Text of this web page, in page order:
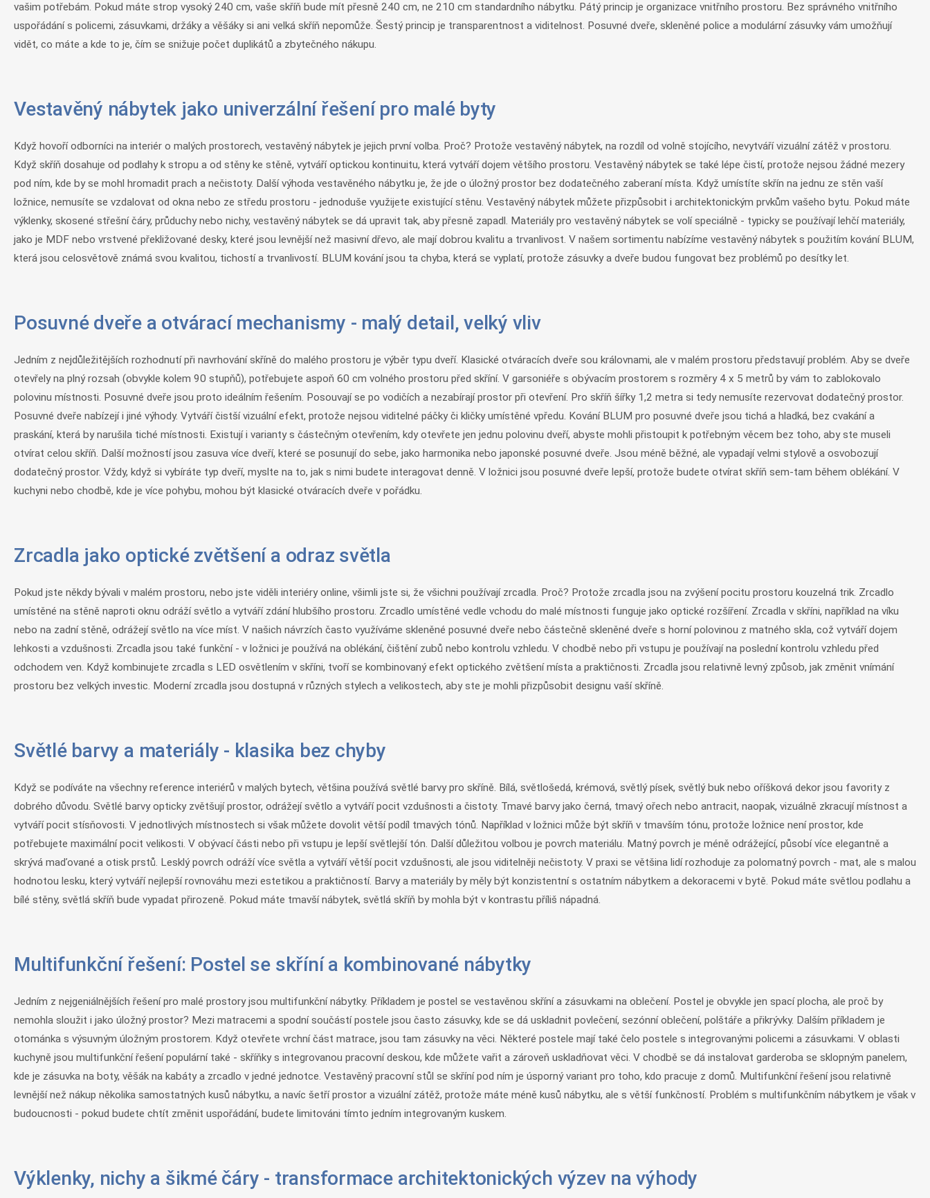
vašim potřebám. Pokud máte strop vysoký 240 cm, vaše skříň bude mít přesně 240 cm, ne 210 cm standardního nábytku. Pátý princip je organizace vnitřního prostoru. Bez správného vnitřního
uspořádání s policemi, zásuvkami, držáky a věšáky si ani velká skříň nepomůže. Šestý princip je transparentnost a viditelnost. Posuvné dveře, skleněné police a modulární zásuvky vám umožňují
vidět, co máte a kde to je, čím se snižuje počet duplikátů a zbytečného nákupu.
Vestavěný nábytek jako univerzální řešení pro malé byty
Když hovoří odborníci na interiér o malých prostorech, vestavěný nábytek je jejich první volba. Proč? Protože vestavěný nábytek, na rozdíl od volně stojícího, nevytváří vizuální zátěž v prostoru.
Když skříň dosahuje od podlahy k stropu a od stěny ke stěně, vytváří optickou kontinuitu, která vytváří dojem většího prostoru. Vestavěný nábytek se také lépe čistí, protože nejsou žádné mezery
pod ním, kde by se mohl hromadit prach a nečistoty. Další výhoda vestavěného nábytku je, že jde o úložný prostor bez dodatečného zaberaní místa. Když umístíte skřín na jednu ze stěn vaší
ložnice, nemusíte se vzdalovat od okna nebo ze středu prostoru - jednoduše využijete existující stěnu. Vestavěný nábytek můžete přizpůsobit i architektonickým prvkům vašeho bytu. Pokud máte
výklenky, skosené střešní čáry, průduchy nebo nichy, vestavěný nábytek se dá upravit tak, aby přesně zapadl. Materiály pro vestavěný nábytek se volí speciálně - typicky se používají lehčí materiály,
jako je MDF nebo vrstvené překližované desky, které jsou levnější než masivní dřevo, ale mají dobrou kvalitu a trvanlivost. V našem sortimentu nabízíme vestavěný nábytek s použitím kování BLUM,
která jsou celosvětově známá svou kvalitou, tichostí a trvanlivostí. BLUM kování jsou ta chyba, která se vyplatí, protože zásuvky a dveře budou fungovat bez problémů po desítky let.
Posuvné dveře a otvárací mechanismy - malý detail, velký vliv
Jedním z nejdůležitějších rozhodnutí při navrhování skříně do malého prostoru je výběr typu dveří. Klasické otváracích dveře sou královnami, ale v malém prostoru představují problém. Aby se dveře
otevřely na plný rozsah (obvykle kolem 90 stupňů), potřebujete aspoň 60 cm volného prostoru před skříní. V garsoniéře s obývacím prostorem s rozměry 4 x 5 metrů by vám to zablokovalo
polovinu místnosti. Posuvné dveře jsou proto ideálním řešením. Posouvají se po vodičích a nezabírají prostor při otevření. Pro skříň šířky 1,2 metra si tedy nemusíte rezervovat dodatečný prostor.
Posuvné dveře nabízejí i jiné výhody. Vytváří čistší vizuální efekt, protože nejsou viditelné páčky či kličky umístěné vpředu. Kování BLUM pro posuvné dveře jsou tichá a hladká, bez cvakání a
praskání, která by narušila tiché místnosti. Existují i varianty s částečným otevřením, kdy otevřete jen jednu polovinu dveří, abyste mohli přistoupit k potřebným věcem bez toho, aby ste museli
otvírat celou skříň. Další možností jsou zasuva více dveří, které se posunují do sebe, jako harmonika nebo japonské posuvné dveře. Jsou méně běžné, ale vypadají velmi stylově a osvobozují
dodatečný prostor. Vždy, když si vybíráte typ dveří, myslte na to, jak s nimi budete interagovat denně. V ložnici jsou posuvné dveře lepší, protože budete otvírat skříň sem-tam během oblékání. V
kuchyni nebo chodbě, kde je více pohybu, mohou být klasické otváracích dveře v pořádku.
Zrcadla jako optické zvětšení a odraz světla
Pokud jste někdy bývali v malém prostoru, nebo jste viděli interiéry online, všimli jste si, že všichni používají zrcadla. Proč? Protože zrcadla jsou na zvýšení pocitu prostoru kouzelná trik. Zrcadlo
umístěné na stěně naproti oknu odráží světlo a vytváří zdání hlubšího prostoru. Zrcadlo umístěné vedle vchodu do malé místnosti funguje jako optické rozšíření. Zrcadla v skříni, například na víku
nebo na zadní stěně, odrážejí světlo na více míst. V našich návrzích často využíváme skleněné posuvné dveře nebo částečně skleněné dveře s horní polovinou z matného skla, což vytváří dojem
lehkosti a vzdušnosti. Zrcadla jsou také funkční - v ložnici je používá na oblékání, čištění zubů nebo kontrolu vzhledu. V chodbě nebo při vstupu je používají na poslední kontrolu vzhledu před
odchodem ven. Když kombinujete zrcadla s LED osvětlením v skříni, tvoří se kombinovaný efekt optického zvětšení místa a praktičnosti. Zrcadla jsou relativně levný způsob, jak změnit vnímání
prostoru bez velkých investic. Moderní zrcadla jsou dostupná v různých stylech a velikostech, aby ste je mohli přizpůsobit designu vaší skříně.
Světlé barvy a materiály - klasika bez chyby
Když se podíváte na všechny reference interiérů v malých bytech, většina používá světlé barvy pro skříně. Bílá, světlošedá, krémová, světlý písek, světlý buk nebo oříšková dekor jsou favority z
dobrého důvodu. Světlé barvy opticky zvětšují prostor, odrážejí světlo a vytváří pocit vzdušnosti a čistoty. Tmavé barvy jako černá, tmavý ořech nebo antracit, naopak, vizuálně zkracují místnost a
vytváří pocit stísňovosti. V jednotlivých místnostech si však můžete dovolit větší podíl tmavých tónů. Například v ložnici může být skříň v tmavším tónu, protože ložnice není prostor, kde
potřebujete maximální pocit velikosti. V obývací části nebo při vstupu je lepší světlejší tón. Další důležitou volbou je povrch materiálu. Matný povrch je méně odrážející, působí více elegantně a
skrývá maďované a otisk prstů. Lesklý povrch odráží více světla a vytváří větší pocit vzdušnosti, ale jsou viditelněji nečistoty. V praxi se většina lidí rozhoduje za polomatný povrch - mat, ale s malou
hodnotou lesku, který vytváří nejlepší rovnováhu mezi estetikou a praktičností. Barvy a materiály by měly být konzistentní s ostatním nábytkem a dekoracemi v bytě. Pokud máte světlou podlahu a
bílé stěny, světlá skříň bude vypadat přirozeně. Pokud máte tmavší nábytek, světlá skříň by mohla být v kontrastu příliš nápadná.
Multifunkční řešení: Postel se skříní a kombinované nábytky
Jedním z nejgeniálnějších řešení pro malé prostory jsou multifunkční nábytky. Příkladem je postel se vestavěnou skříní a zásuvkami na oblečení. Postel je obvykle jen spací plocha, ale proč by
nemohla sloužit i jako úložný prostor? Mezi matracemi a spodní součástí postele jsou často zásuvky, kde se dá uskladnit povlečení, sezónní oblečení, polštáře a přikrývky. Dalším příkladem je
otománka s výsuvným úložným prostorem. Když otevřete vrchní část matrace, jsou tam zásuvky na věci. Některé postele mají také čelo postele s integrovanými policemi a zásuvkami. V oblasti
kuchyně jsou multifunkční řešení populární také - skříňky s integrovanou pracovní deskou, kde můžete vařit a zároveň uskladňovat věci. V chodbě se dá instalovat garderoba se sklopným panelem,
kde je zásuvka na boty, věšák na kabáty a zrcadlo v jedné jednotce. Vestavěný pracovní stůl se skříní pod ním je úsporný variant pro toho, kdo pracuje z domů. Multifunkční řešení jsou relativně
levnější než nákup několika samostatných kusů nábytku, a navíc šetří prostor a vizuální zátěž, protože máte méně kusů nábytku, ale s větší funkčností. Problém s multifunkčním nábytkem je však v
budoucnosti - pokud budete chtít změnit uspořádání, budete limitováni tímto jedním integrovaným kuskem.
Výklenky, nichy a šikmé čáry - transformace architektonických výzev na výhody